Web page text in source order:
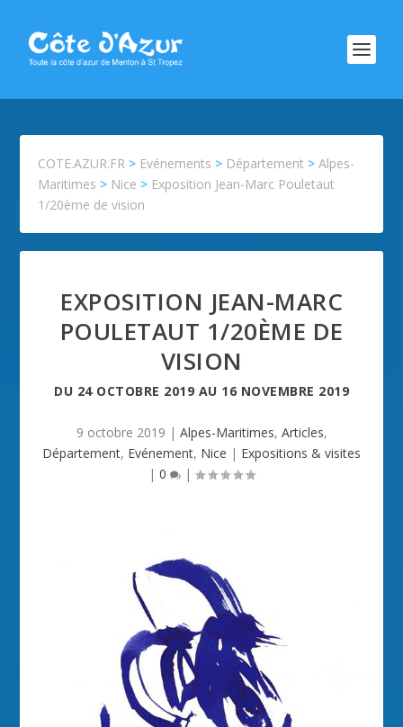
COTE.AZUR.FR > Evénements > Département >Alpes-
Maritimes > Nice > Exposition Jean-Marc Pouletaut
1/20ème de vision
EXPOSITION JEAN-MARC
POULETAUT 1/20ÈME DE
VISION
DU 24 OCTOBRE 2019 AU 16 NOVEMBRE 2019
9 octobre 2019 | Alpes-Maritimes, Articles,
Département, Evénement, Nice | Expositions & visites
| 0 |